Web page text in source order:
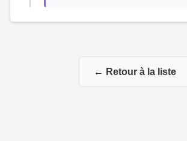
← Retour à la liste